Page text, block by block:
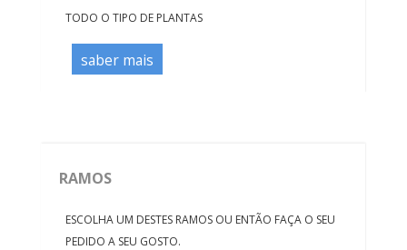
TODO O TIPO DE PLANTAS
saber mais
RAMOS
ESCOLHA UM DESTES RAMOS OU ENTÃO FAÇA O SEU
PEDIDO A SEU GOSTO.